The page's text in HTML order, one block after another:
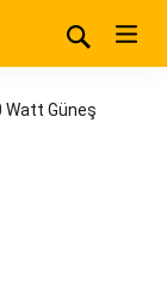
Watt Güneş